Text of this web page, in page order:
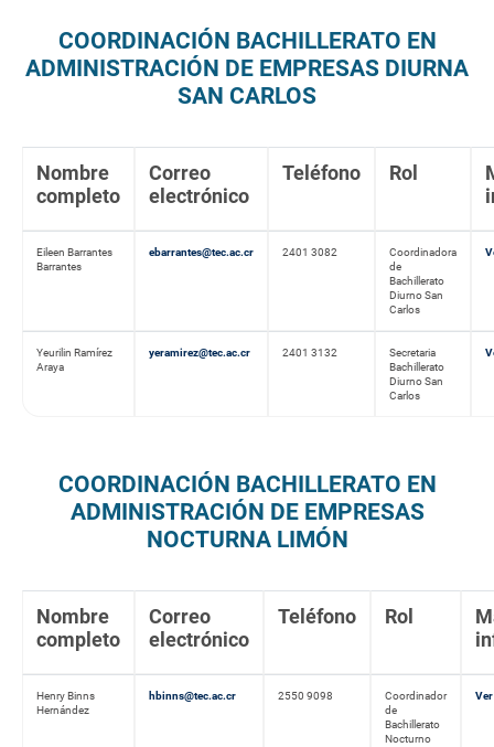
COORDINACIÓN BACHILLERATO EN
ADMINISTRACIÓN DE EMPRESAS DIURNA
SAN CARLOS
Nombre
completo
Correo
electrónico
Teléfono Rol
Eileen Barrantes
Barrantes
ebarrantes@tec.ac.cr 2401 3082
Coordinadora
de
Bachillerato
Diurno San
Carlos
Yeurilin Ramírez
Araya
yeramirez@tec.ac.cr 2401 3132
Secretaria
Bachillerato
Diurno San
Carlos
COORDINACIÓN BACHILLERATO EN
ADMINISTRACIÓN DE EMPRESAS
NOCTURNA LIMÓN
Nombre
completo
Correo
electrónico
Teléfono Rol
Henry Binns
Hernández
hbinns@tec.ac.cr 2550 9098
Coordinador
de
Bachillerato
Nocturno